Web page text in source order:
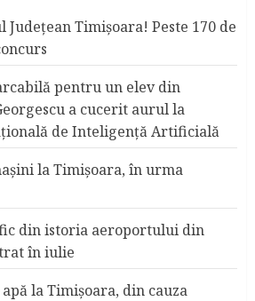
Timişoara! Peste 170 de
pentru un elev din
a cucerit aurul la
de Inteligență Artificială
la Timişoara, în urma
din istoria aeroportului din
în iulie
la Timişoara, din cauza